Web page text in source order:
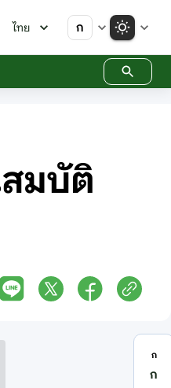
ไทย ก
มบัติ
ก
ก